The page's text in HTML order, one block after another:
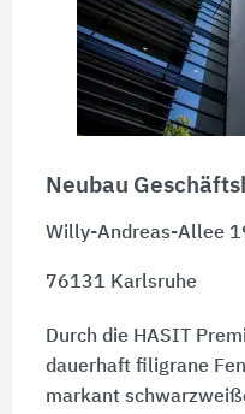
Neubau
Willy-Andreas-Allee
76131 Karlsruhe
Durch die HASIT
dauerhaft filigrane
markant